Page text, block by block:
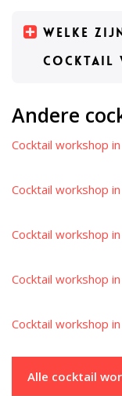
Welke
cocktail
Andere
Cocktail workshop
Cocktail workshop
Cocktail workshop
Cocktail workshop
Cocktail workshop
Alle cocktail